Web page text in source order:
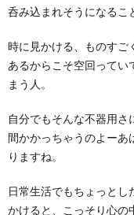
呑み込まれそうになるこ
時に見かける、ものすご
あるからこそ空回ってい
まう人。
自分でもそんな不器用
間かかっちゃうのよーあ
りますね。
日常生活でもちょっと
かけると、こっそり心の